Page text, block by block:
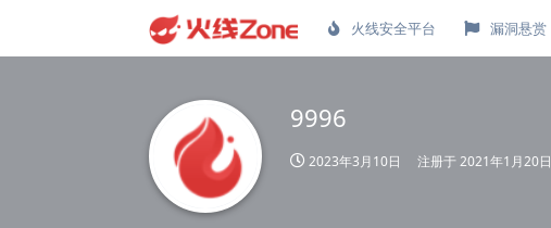
火线安全平台 漏洞悬赏
9996
2023年3月10日 注册于2021年1月20日